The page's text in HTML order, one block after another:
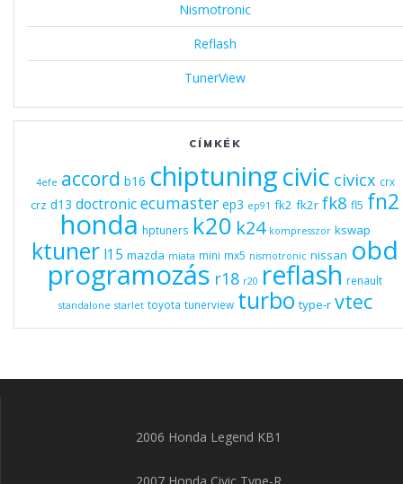
Nismotronic
Reflash
TunerView
CÍMKÉK
4efe accord b16 chiptuningcivic civicx crx
crz d13 doctronicecumaster ep3 ep91 fk2 fk2r fk8 fl5 fn2
honda hptuners k20 k24 kompresszor kswap
ktuner l15 mazda miata mini mx5 nismotronic nissan obd
programozás r18 r20 reflash renault
standalone starlet toyota tunerview turbo type-r vtec
2006 Honda Legend KB1